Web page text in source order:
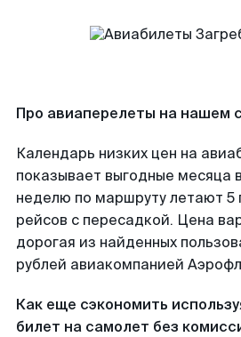
Про авиаперелеты на нашем
Календарь низких цен на
показывает выгодные месяца
неделю по маршруту летают 5
рейсов с пересадкой. Цена
дорогая из найденных
рублей авиакомпанией
Как еще сэкономить
билет на самолет без